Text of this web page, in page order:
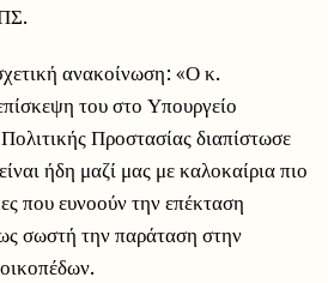
ανακοίνωση: «Ο κ.
του στο Υπουργείο
Προστασίας διαπίστωσε
ήδη μαζί μας με καλοκαίρια πιο
που ευνοούν την επέκταση
σωστή την παράταση στην